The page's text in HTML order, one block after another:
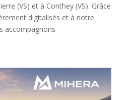
(VS) et à Conthey (VS). Grâce
digitalisés et à notre
accompagnons